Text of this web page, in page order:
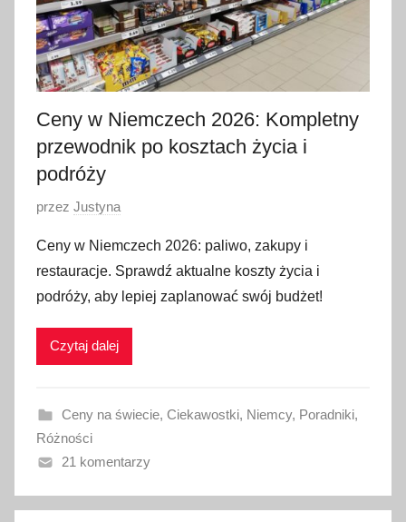
Ceny w Niemczech 2026: Kompletny
przewodnik po kosztach życia i
podróży
O
u
b
l
i
a
n
o
1
przez Justyna
Ceny w Niemczech 2026: paliwo, zakupy i
restauracje. Sprawdź aktualne koszty życia i
podróży, aby lepiej zaplanować swój budżet!
Czytaj dalej
Ceny na świecie, Ciekawostki, Niemcy, Poradniki,
Różności
21 komentarzy